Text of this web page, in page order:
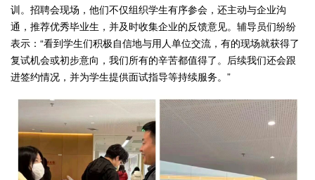
训。招聘会现场，他们不仅组织学生有序参会，还主动与企业沟
通，推荐优秀毕业生，并及时收集企业的反馈意见。辅导员们纷纷
表示：“看到学生们积极自信地与用人单位交流，有的现场就获得了
复试机会或初步意向，我们所有的辛苦都值得了。后续我们还会跟
进签约情况，并为学生提供面试指导等持续服务。”